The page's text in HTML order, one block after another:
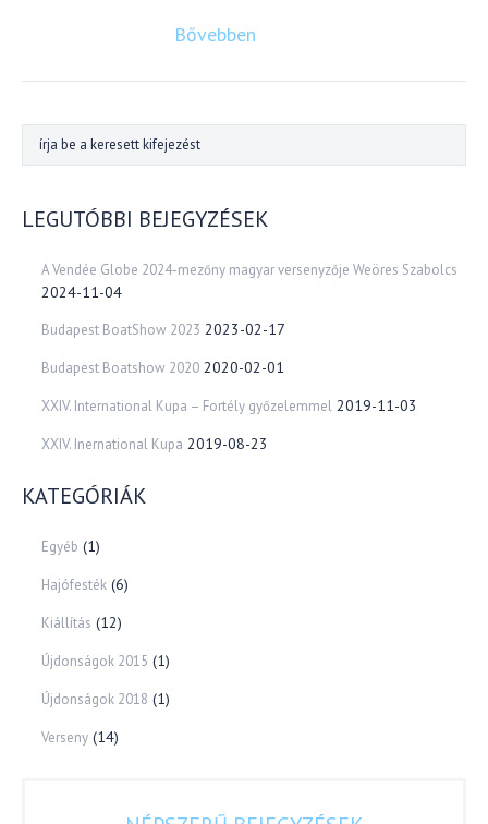
Bővebben
LEGUTÓBBI BEJEGYZÉSEK
A Vendée Globe 2024-mezőny magyar versenyzője Weöres Szabolcs
2024-11-04
Budapest BoatShow 2023 2023-02-17
Budapest Boatshow 2020 2020-02-01
XXIV. International Kupa – Fortély győzelemmel 2019-11-03
XXIV. Inernational Kupa 2019-08-23
KATEGÓRIÁK
Egyéb (1)
Hajófesték (6)
Kiállítás (12)
Újdonságok 2015 (1)
Újdonságok 2018 (1)
Verseny (14)